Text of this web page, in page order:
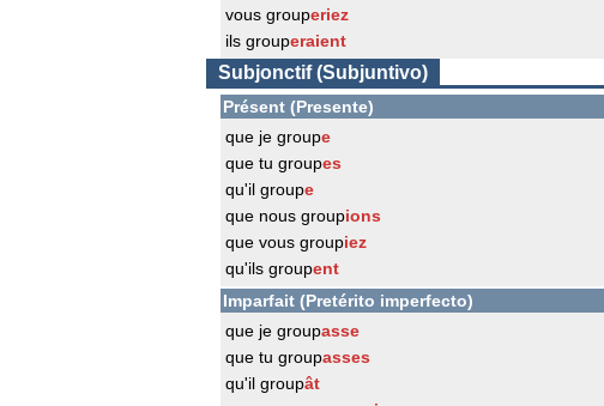
vous grouperiez
ils grouperaient
Subjonctif (Subjuntivo)
Présent (Presente)
que je groupe
que tu groupes
qu'il groupe
que nous groupions
que vous groupiez
qu'ils groupent
Imparfait (Pretérito imperfecto)
que je groupasse
que tu groupasses
qu'il groupât